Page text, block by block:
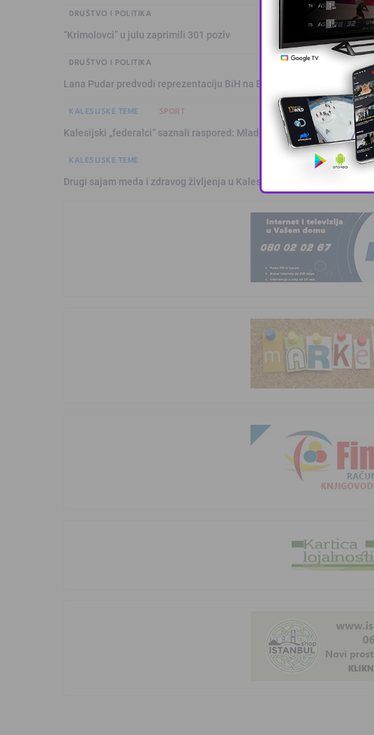
DRUŠTVO I POLITIKA
“Krimolovci” u julu zaprimili 301 poziv
DRUŠTVO I POLITIKA
Lana Pudar predvodi reprezentaciju BiH na Evropskom prvenstvu u
KALESIJSKE TEME SPORT
Kalesijski „federalci“ saznali raspored: Mladost sezonu otvara u S …
KALESIJSKE TEME
Drugi sajam meda i zdravog življenja u Kalesiji okupio pčelare i lju …